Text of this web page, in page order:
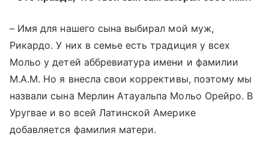
– Имя для нашего сына выбирал мой муж,
Рикардо. У них в семье есть традиция у всех
Мольо у детей аббревиатура имени и фамилии
M.A.M. Но я внесла свои коррективы, поэтому мы
назвали сына Мерлин Атауальпа Мольо Орейро. В
Уругвае и во всей Латинской Америке
добавляется фамилия матери.